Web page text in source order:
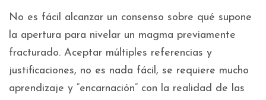
No es fácil alcanzar un consenso sobre qué supone
la apertura para nivelar un magma previamente
fracturado. Aceptar múltiples referencias y
justificaciones, no es nada fácil, se requiere mucho
aprendizaje y “encarnación” con la realidad de las